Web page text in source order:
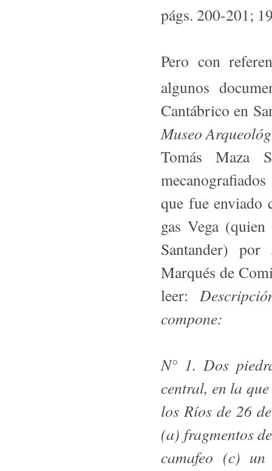
págs. 200-201;
Pero con
algunos
Cantábrico en
Museo
Tomás Maza
que fue enviado
gas Vega
Santander) por
Marqués de
leer:
compone:
N° 1. Dos
central, en la
los Ríos de 26
(a) fragmentos
camafeo (c)